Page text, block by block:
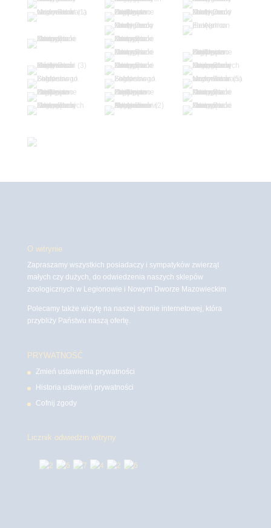
O witrynie
Zapraszamy wszystkich posiadaczy i sympatyków zwierząt
małych czy dużych, do odwiedzenia naszych sklepów
zoologicznych w Legionowie i Nowym Dworze Mazowieckim
Polecamy także wizytę na naszej stronie internetowej, która
przybliży Państwu naszą ofertę.
PRYWATNOŚĆ
Zmień ustawienia prywatności
Historia ustawień prywatności
Cofnij zgody
Licznik odwiedzin witryny